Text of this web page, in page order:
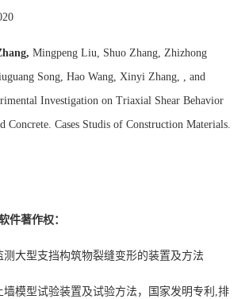
Mingpeng Liu, Shuo Zhang, Zhizhong
Song, Hao Wang, Xinyi Zhang, , and
Investigation on Triaxial Shear Behavior
Concrete. Cases Studis of Construction Materials.
件著作权：
测大型支挡构筑物裂缝变形的装置及方法
墙模型试验装置及试验方法，国家发明专利 排